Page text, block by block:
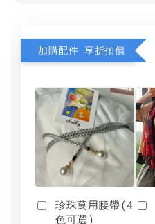
加購配件 享折扣價
珍珠萬用腰帶(4
色可選)